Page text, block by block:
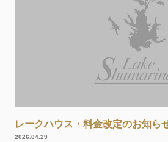
レークハウス・料金改定のお知ら
2026.04.29